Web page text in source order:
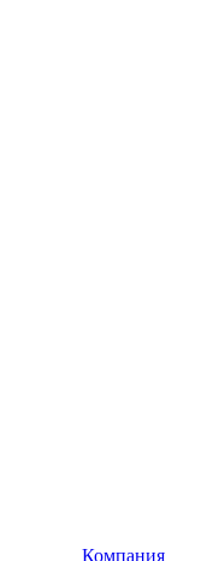
Компания